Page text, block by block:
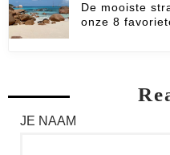
De mooiste
onze 8
JE NAAM